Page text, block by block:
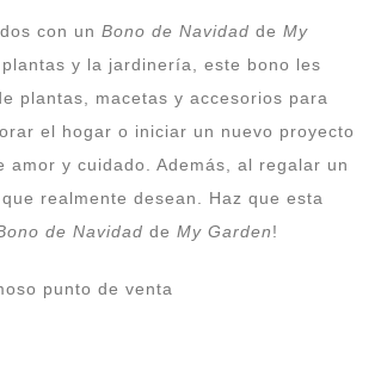
con un Bono de Navidad de My
y la jardinería, este bono les
plantas, macetas y accesorios para
el hogar o iniciar un nuevo proyecto
y cuidado. Además, al regalar un
realmente desean. Haz que esta
de Navidad de My Garden!
punto de venta